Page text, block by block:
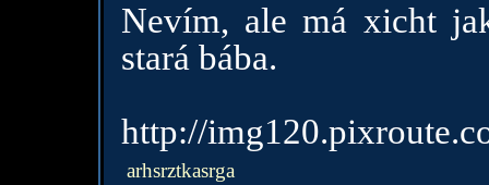
Nevím, ale má xicht
stará bába.
http://
arhsrztkasrga